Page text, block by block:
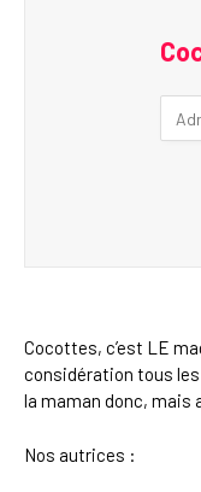
Cocottes, c’est LE
considération tous les
la maman donc, mais
Nos autrices :